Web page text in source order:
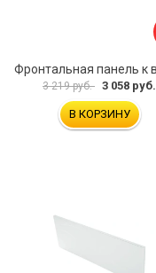
3 219 руб. 3 058 руб.
В КОРЗИНУ